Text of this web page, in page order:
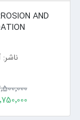
AND
ناشر:
7٬500٬000
6٬750٬000